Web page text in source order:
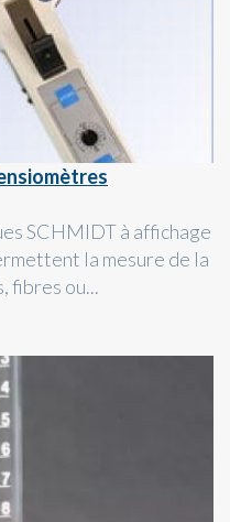
SCHMIDT à affichage
la mesure de la
fibres ou...